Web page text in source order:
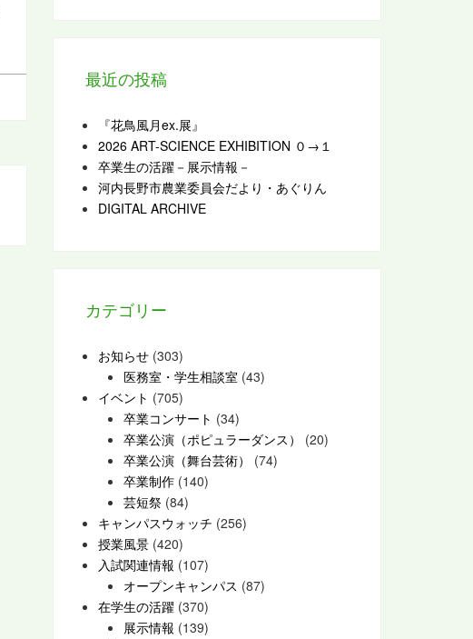
最近の投稿
『花鳥風月ex.展』
2026 ART-SCIENCE EXHIBITION ０→１
卒業生の活躍－展示情報－
河内長野市農業委員会だより・あぐりん
DIGITAL ARCHIVE
カテゴリー
お知らせ (303)
医務室・学生相談室 (43)
イベント (705)
卒業コンサート (34)
卒業公演（ポピュラーダンス）
(20)
卒業公演（舞台芸術）
(74)
卒業制作 (140)
芸短祭 (84)
キャンパスウォッチ (256)
授業風景 (420)
入試関連情報 (107)
オープンキャンパス (87)
在学生の活躍 (370)
展示情報 (139)